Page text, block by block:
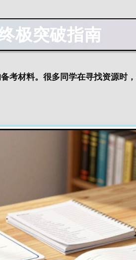
极突破指南
考材料。很多同学在寻找资源时